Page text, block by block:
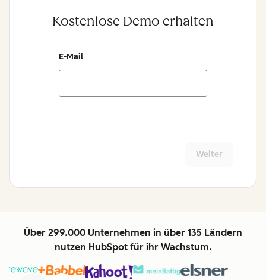
Kostenlose Demo erhalten
E-Mail
Weiter
Über 299.000 Unternehmen in über 135 Ländern
nutzen HubSpot für ihr Wachstum.